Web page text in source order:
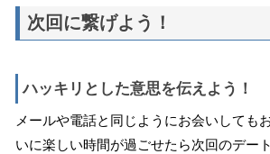
次回に繋げよう！
ハッキリとした意思を伝えよう！
メールや電話と同じようにお会いしても
いに楽しい時間が過ごせたら次回のデー